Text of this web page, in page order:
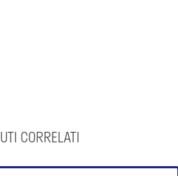
CORRELATI